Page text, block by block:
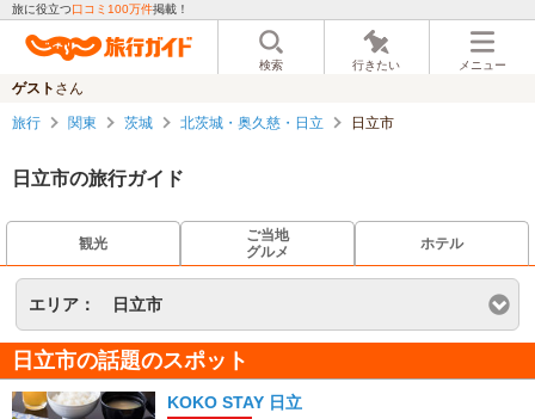
旅に役立つ口コミ100万件掲載！
検索 行きたい メニュー
ゲスト さん
旅行 関東 茨城 北茨城・奥久慈・日立 日立市
日立市の旅行ガイド
観光
ご当地
グルメ
ホテル
エリア： 日立市
日立市の話題のスポット
KOKO STAY 日立